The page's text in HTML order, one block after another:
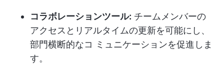
コラボレーションツール: チームメンバーの
アクセスとリアルタイムの更新を可能にし、
部門横断的なコ ミュニケーションを促進しま
す。